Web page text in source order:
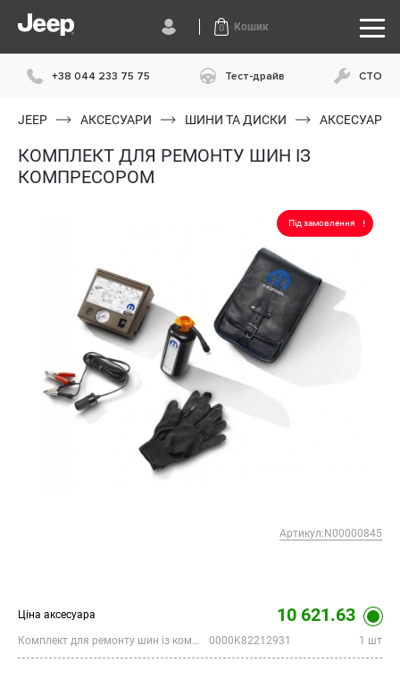
0 Кошик
+38 044 233 75 75 Тест-драйв СТО
JEEP АКСЕСУАРИ ШИНИ ТА ДИСКИ АКСЕСУАРИ
КОМПЛЕКТ ДЛЯ РЕМОНТУ ШИН ІЗ
КОМПРЕСОРОМ
Під замовлення
Артикул:N00000845
Ціна аксесуара 10 621.63
Комплект для ремонту шин із компресором 0000K82212931 1 шт